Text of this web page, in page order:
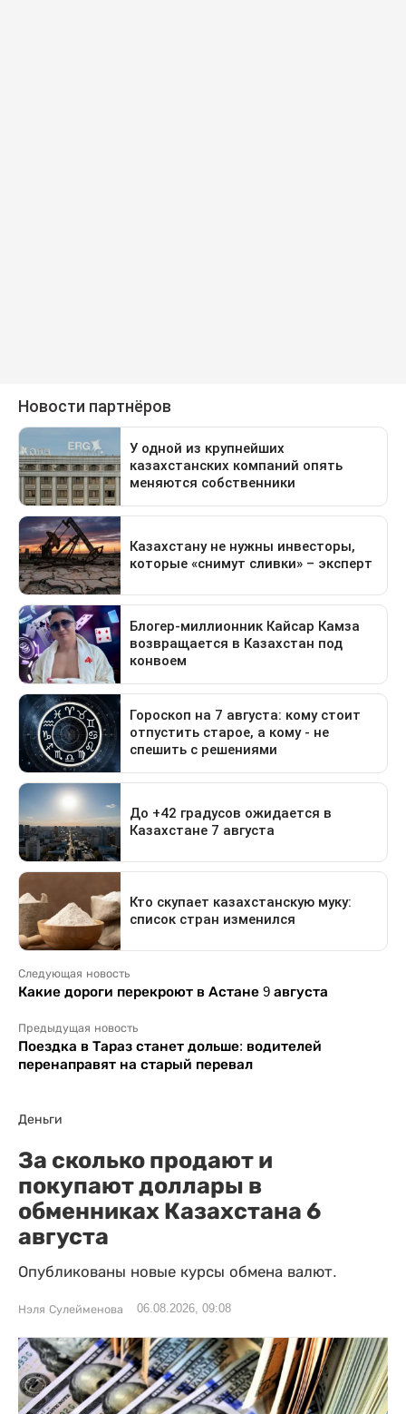
Следующая новость
Какие дороги перекроют в Астане 9 августа
Предыдущая новость
Поездка в Тараз станет дольше: водителей
перенаправят на старый перевал
Деньги
За сколько продают и
покупают доллары в
обменниках Казахстана 6
августа
Опубликованы новые курсы обмена валют.
Нэля Сулейменова 06.08.2026, 09:08